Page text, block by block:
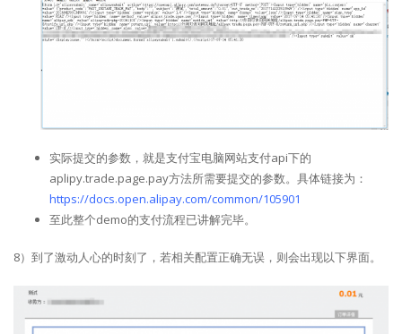
实际提交的参数，就是支付宝电脑网站支付api下的
aplipy.trade.page.pay方法所需要提交的参数。具体链接为：
https://docs.open.alipay.com/common/105901
至此整个demo的支付流程已讲解完毕。
8）到了激动人心的时刻了，若相关配置正确无误，则会出现以下界面。